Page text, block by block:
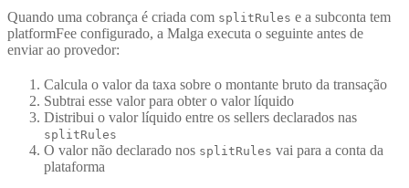
Quando uma cobrança é criada com splitRules e a subconta tem
platformFee configurado, a Malga executa o seguinte antes de
enviar ao provedor:
Calcula o valor da taxa sobre o montante bruto da transação
Subtrai esse valor para obter o valor líquido
Distribui o valor líquido entre os sellers declarados nas
splitRules
O valor não declarado nos splitRules vai para a conta da
plataforma